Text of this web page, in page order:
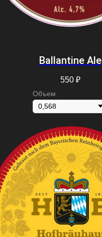
Ballantine Ale
550 ₽
Объем